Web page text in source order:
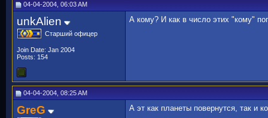
04-04-2004, 06:03 AM
unkAlien
Старший офицер
Join Date: Jan 2004
Posts: 154
А кому? И как в число этих "кому"
04-04-2004, 08:25 AM
GreG А эт как планеты повернутся, так и